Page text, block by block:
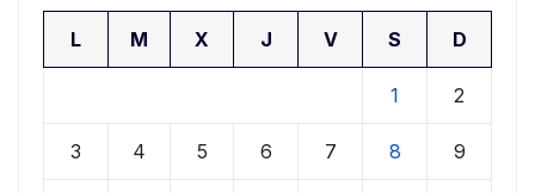
L M X J V S D
1 2
3 4 5 6 7 8 9